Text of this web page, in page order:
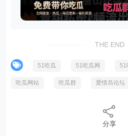
THE END
51吃瓜 51吃瓜网 51
吃瓜网站 吃瓜群 爱情岛论坛
分享